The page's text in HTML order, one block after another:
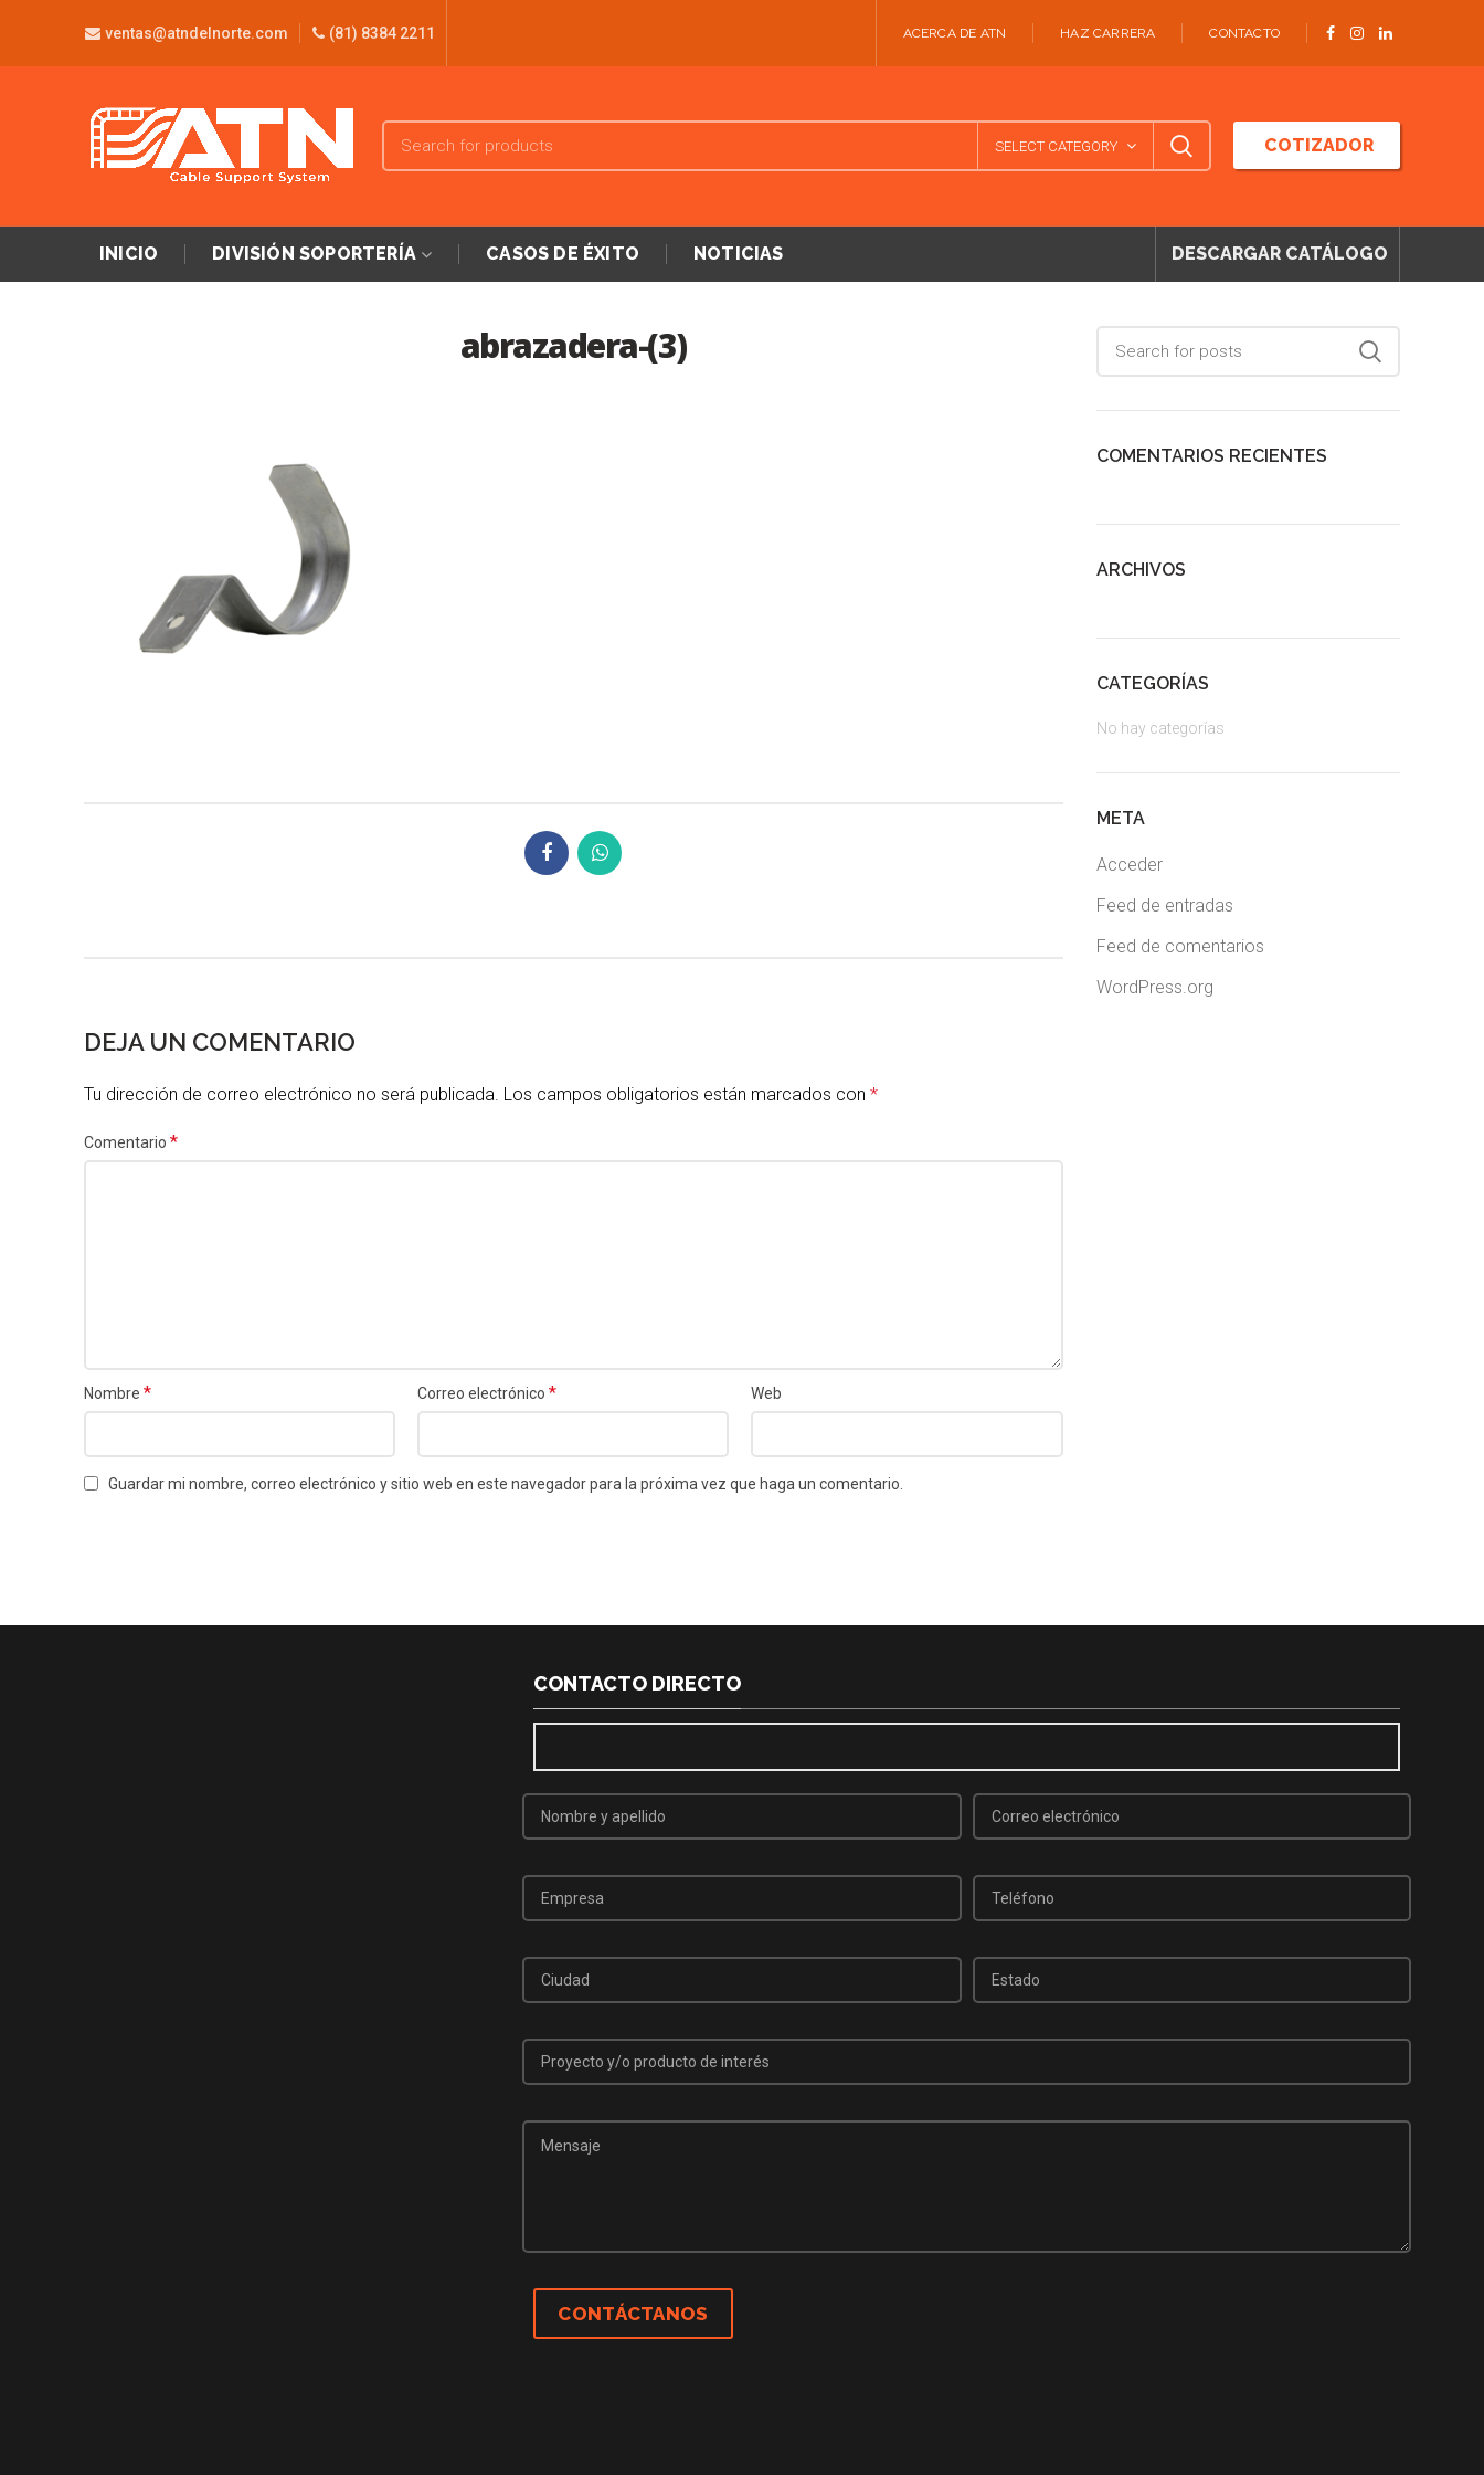
ventas@atndelnorte.com (81) 8384 2211 ACERCA DE ATN HAZ CARRERA CONTACTO
SELECT CATEGORY COTIZADOR
INICIO DIVISIÓN SOPORTERÍA CASOS DE ÉXITO NOTICIAS DESCARGAR CATÁLOGO
abrazadera-(3)
DEJA UN COMENTARIO
Tu dirección de correo electrónico no será publicada. Los campos obligatorios están marcados con *
Comentario *
Nombre * Correo electrónico* Web
Guardar mi nombre, correo electrónico y sitio web en este navegador para la próxima vez que haga un comentario.
COMENTARIOS RECIENTES
ARCHIVOS
CATEGORÍAS
No hay categorías
META
Acceder
Feed de entradas
Feed de comentarios
WordPress.org
CONTACTO DIRECTO